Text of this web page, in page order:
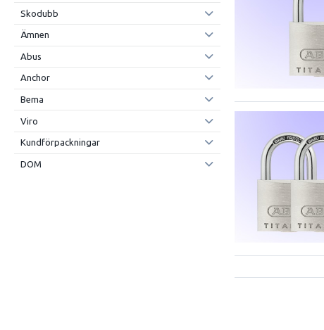
Skodubb
Ämnen
Abus
Anchor
Bema
Viro
Kundförpackningar
DOM